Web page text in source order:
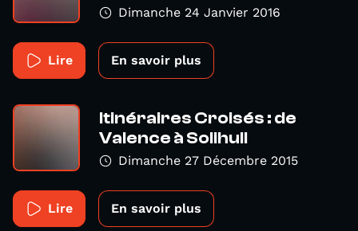
Dimanche 24 Janvier 2016
Lire En savoir plus
Itinéraires Croisés : de
Valence à Solihull
Dimanche 27 Décembre 2015
Lire En savoir plus